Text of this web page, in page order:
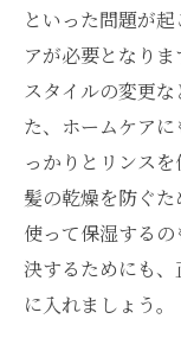
といった問題が
アが必要となり
スタイルの変更
た、ホームケア
っかりとリンスを
髪の乾燥を防ぐ
使って保湿する
決するためにも
に入れましょう。